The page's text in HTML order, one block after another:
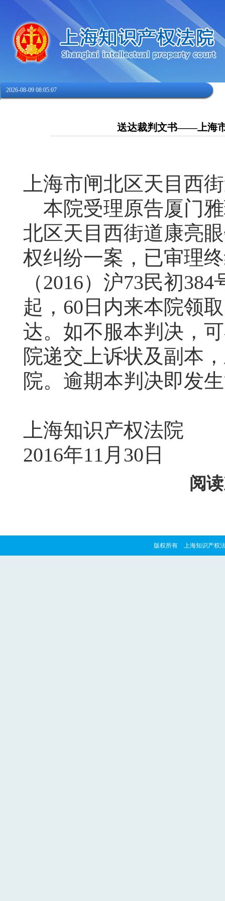
2026-08-09 08:05:07
送达裁判文书——上海
上海市闸北区天目西
本院受理原告厦门
北区天目西街道康亮
权纠纷一案，已审理
（2016）沪73民初
起，60日内来本院领
达。如不服本判决，
院递交上诉状及副本
院。逾期本判决即发
上海知识产权法院
2016年11月30日
阅
版权所有 上海知识产权法